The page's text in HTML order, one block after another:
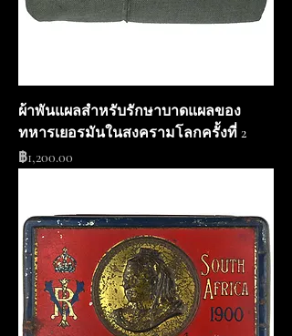
ผ้าพันแผลสำหรับรักษาบาดแผลของ
ทหารเยอรมันในสงครามโลกครั้งที่ 2
ราคา
฿1,200.00